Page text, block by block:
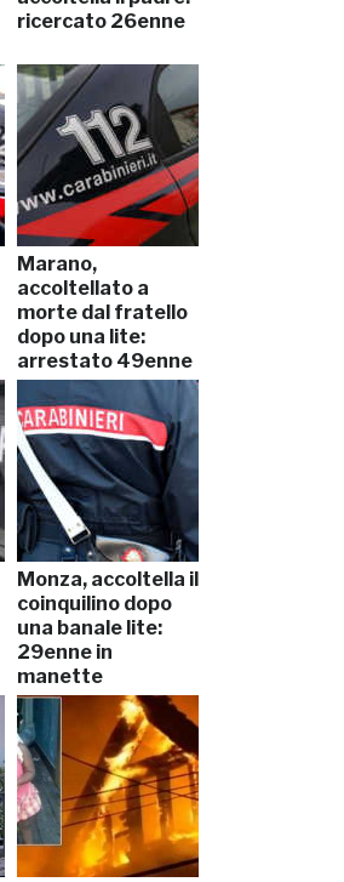
ricercato 26enne
Marano,
accoltellato a
morte dal fratello
dopo una lite:
arrestato 49enne
Monza, accoltella il
coinquilino dopo
una banale lite:
29enne in
manette